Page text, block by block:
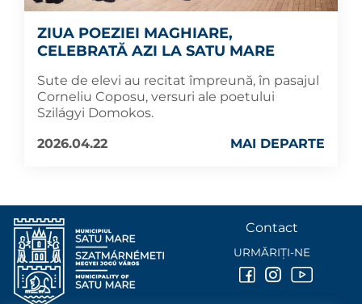
ZIUA POEZIEI MAGHIARE,
CELEBRATĂ AZI LA SATU MARE
Sute de elevi au recitat împreună, în pasajul
Corneliu Coposu, versuri ale poetului
Szilágyi Domokos.
2026.04.22
MAI DEPARTE
Contact
URMĂRIȚI-NE